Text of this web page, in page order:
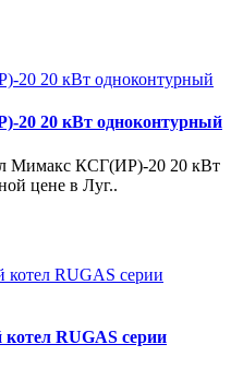
20 20 кВт одноконтурный
Мимакс КСГ(ИР)-20 20 кВт
цене в Луг..
RUGAS серии